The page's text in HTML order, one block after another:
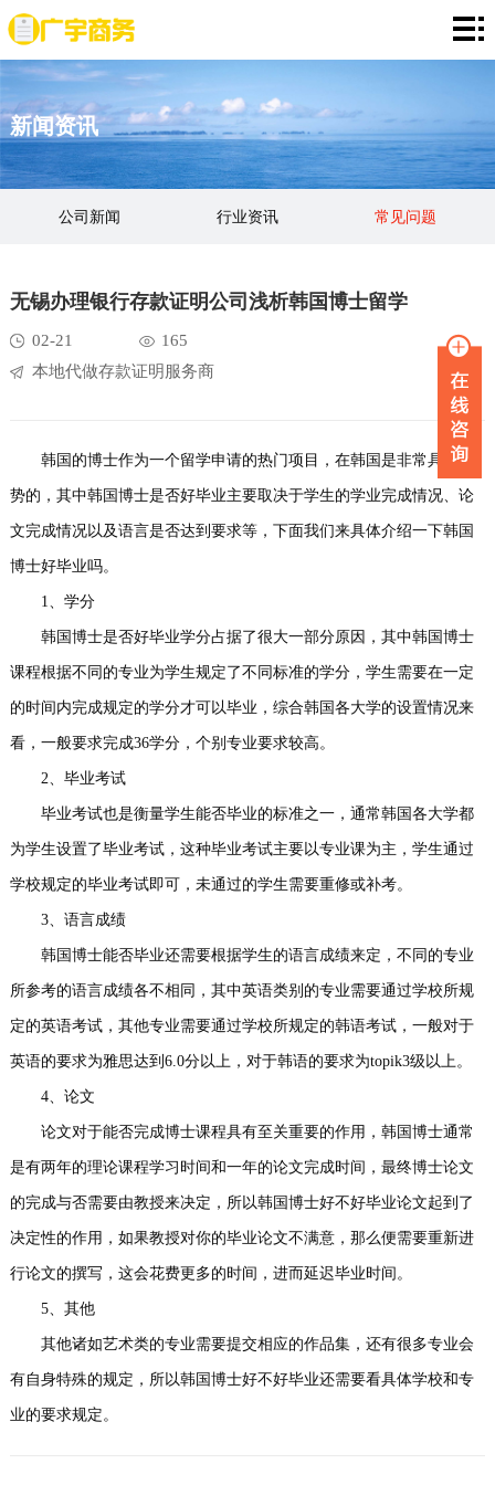
网
站
首
页
存
款
证
资
金
资
单
项
新
闻
品
事
我
新闻资讯
公司新闻 行业资讯 常见问题
无锡办理银行存款证明公司浅析韩国博士留学
02-21
165
本地代做存款证明服务商
韩国的博士作为一个留学申请的热门项目，在韩国是非常具有优
势的，其中韩国博士是否好毕业主要取决于学生的学业完成情况、论
文完成情况以及语言是否达到要求等，下面我们来具体介绍一下韩国
博士好毕业吗。
1、学分
韩国博士是否好毕业学分占据了很大一部分原因，其中韩国博士
课程根据不同的专业为学生规定了不同标准的学分，学生需要在一定
的时间内完成规定的学分才可以毕业，综合韩国各大学的设置情况来
看，一般要求完成36学分，个别专业要求较高。
2、毕业考试
毕业考试也是衡量学生能否毕业的标准之一，通常韩国各大学都
为学生设置了毕业考试，这种毕业考试主要以专业课为主，学生通过
学校规定的毕业考试即可，未通过的学生需要重修或补考。
3、语言成绩
韩国博士能否毕业还需要根据学生的语言成绩来定，不同的专业
所参考的语言成绩各不相同，其中英语类别的专业需要通过学校所规
定的英语考试，其他专业需要通过学校所规定的韩语考试，一般对于
英语的要求为雅思达到6.0分以上，对于韩语的要求为topik3级以上。
4、论文
论文对于能否完成博士课程具有至关重要的作用，韩国博士通常
是有两年的理论课程学习时间和一年的论文完成时间，最终博士论文
的完成与否需要由教授来决定，所以韩国博士好不好毕业论文起到了
决定性的作用，如果教授对你的毕业论文不满意，那么便需要重新进
行论文的撰写，这会花费更多的时间，进而延迟毕业时间。
5、其他
其他诸如艺术类的专业需要提交相应的作品集，还有很多专业会
有自身特殊的规定，所以韩国博士好不好毕业还需要看具体学校和专
业的要求规定。